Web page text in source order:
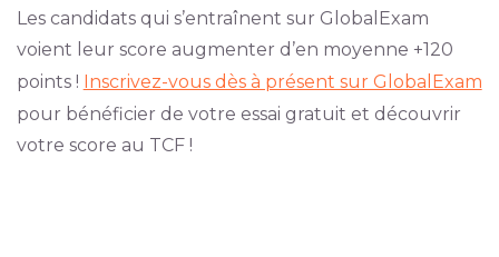
Les candidats qui s’entraînent sur GlobalExam
voient leur score augmenter d’en moyenne +120
points ! Inscrivez-vous dès à présent sur GlobalExam
pour bénéficier de votre essai gratuit et découvrir
votre score au TCF !